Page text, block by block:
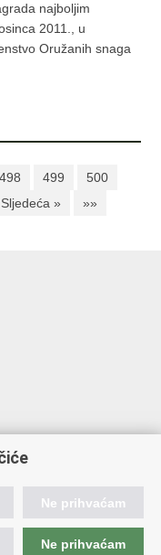
najboljim
2011., u
Oružanih snaga
498 499
500
Sljedeća » »»
Ne prihvaćam
Ne prihvaćam